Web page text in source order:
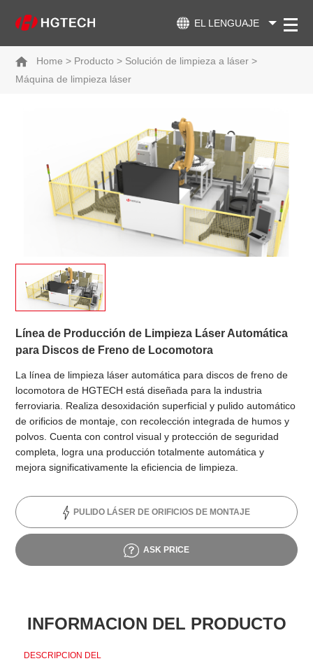
EL LENGUAJE
Home > Producto > Solución de limpieza a láser >
Máquina de limpieza láser
Línea de Producción de Limpieza Láser Automática
para Discos de Freno de Locomotora
La línea de limpieza láser automática para discos de freno de
locomotora de HGTECH está diseñada para la industria
ferroviaria. Realiza desoxidación superficial y pulido automático
de orificios de montaje, con recolección integrada de humos y
polvos. Cuenta con control visual y protección de seguridad
completa, logra una producción totalmente automática y
mejora significativamente la eficiencia de limpieza.
PULIDO LÁSER DE ORIFICIOS DE MONTAJE
ASK PRICE
INFORMACION DEL PRODUCTO
DESCRIPCION DEL